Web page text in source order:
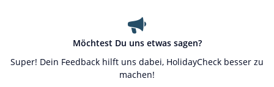
Möchtest Du uns etwas sagen?
Super! Dein Feedback hilft uns dabei, HolidayCheck besser zu
machen!